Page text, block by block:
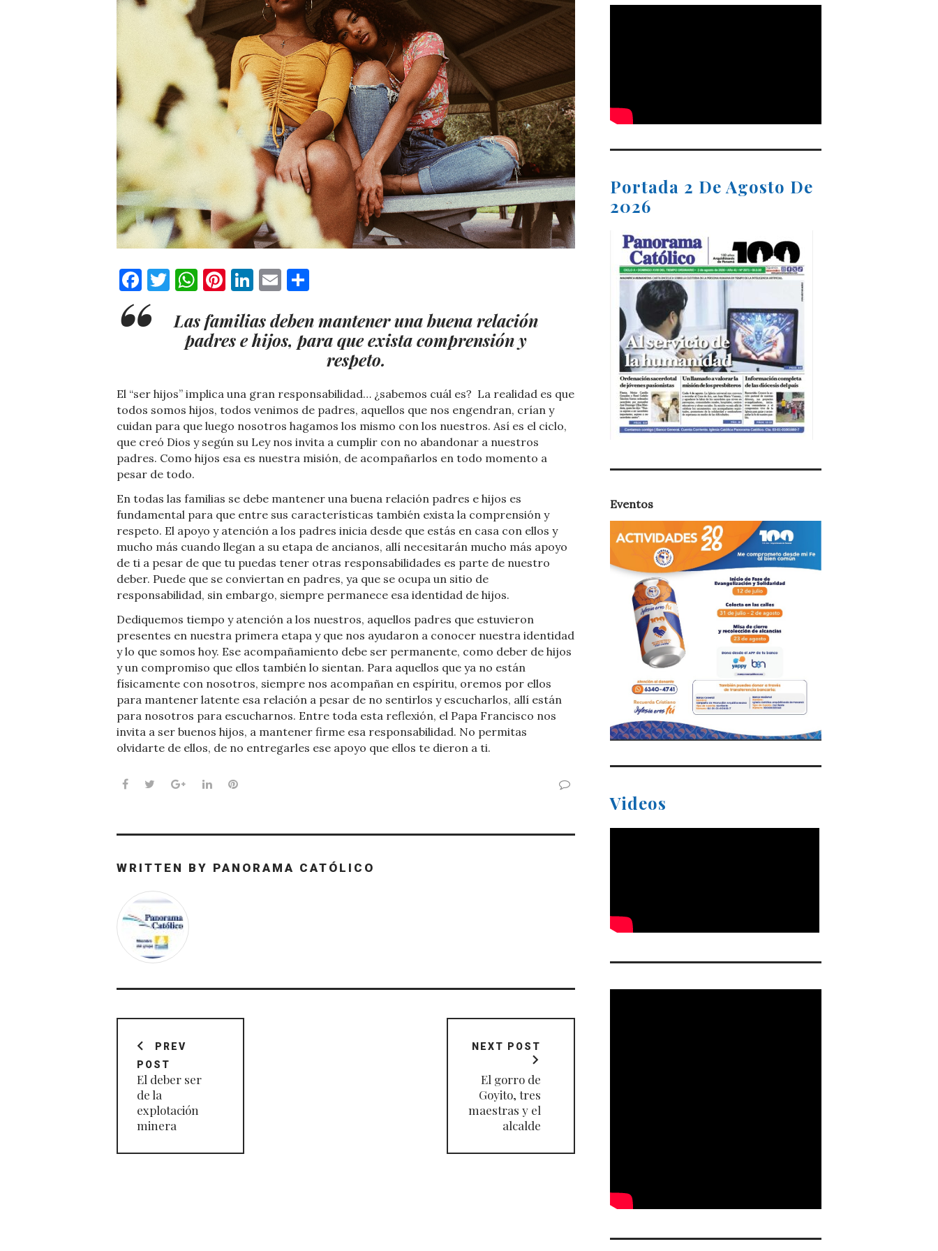
Facebook
Twitter
WhatsApp
Pinterest
LinkedIn
Email
Las familias deben mantener una buena relación
padres e hijos, para que exista comprensión y
respeto.
El “ser hijos” implica una gran responsabilidad… ¿sabemos cuál es? La realidad es que
todos somos hijos, todos venimos de padres, aquellos que nos engendran, crían y
cuidan para que luego nosotros hagamos los mismo con los nuestros. Así es el ciclo,
que creó Dios y según su Ley nos invita a cumplir con no abandonar a nuestros
padres. Como hijos esa es nuestra misión, de acompañarlos en todo momento a
pesar de todo.
En todas las familias se debe mantener una buena relación padres e hijos es
fundamental para que entre sus características también exista la comprensión y
respeto. El apoyo y atención a los padres inicia desde que estás en casa con ellos y
mucho más cuando llegan a su etapa de ancianos, allí necesitarán mucho más apoyo
de ti a pesar de que tu puedas tener otras responsabilidades es parte de nuestro
deber. Puede que se conviertan en padres, ya que se ocupa un sitio de
responsabilidad, sin embargo, siempre permanece esa identidad de hijos.
Dediquemos tiempo y atención a los nuestros, aquellos padres que estuvieron
presentes en nuestra primera etapa y que nos ayudaron a conocer nuestra identidad
y lo que somos hoy. Ese acompañamiento debe ser permanente, como deber de hijos
y un compromiso que ellos también lo sientan. Para aquellos que ya no están
físicamente con nosotros, siempre nos acompañan en espíritu, oremos por ellos
para mantener latente esa relación a pesar de no sentirlos y escucharlos, allí están
para nosotros para escucharnos. Entre toda esta reflexión, el Papa Francisco nos
invita a ser buenos hijos, a mantener firme esa responsabilidad. No permitas
olvidarte de ellos, de no entregarles ese apoyo que ellos te dieron a ti.
Facebook
TwitterGoogle+LinkedInPinterest
WRITTEN BY PANORAMA CATÓLICO
de
entradas
PREV
POST
El deber ser
de la
explotación
minera
NEXT POST
El gorro de
Goyito, tres
maestras y el
alcalde
Portada 2 De Agosto De
2026
Eventos
Videos